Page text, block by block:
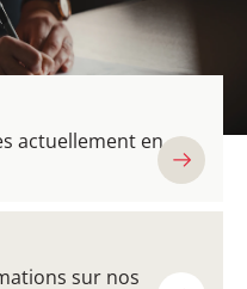
actuellement en
sur nos